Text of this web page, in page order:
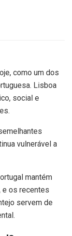
como um dos
Lisboa
social e
vulnerável a
mantém
os recentes
servem de